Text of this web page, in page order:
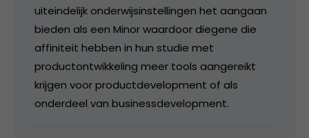
uiteindelijk onderwijsinstellingen het aangaan
bieden als een Minor waardoor diegene die
affiniteit hebben in hun studie met
productontwikkeling meer tools aangereikt
krijgen voor productdevelopment of als
onderdeel van businessdevelopment.